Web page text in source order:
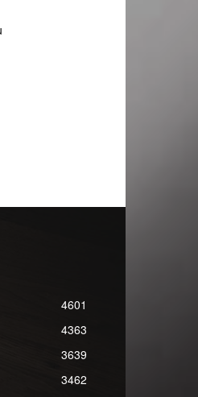
4601
4363
3639
3462